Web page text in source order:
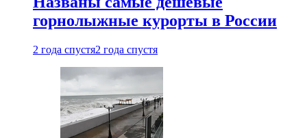
горнолыжные курорты в России
2 года спустя2 года спустя